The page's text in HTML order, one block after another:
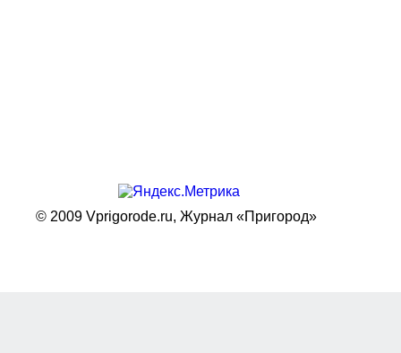
© 2009 Vprigorode.ru, Журнал «Пригород»